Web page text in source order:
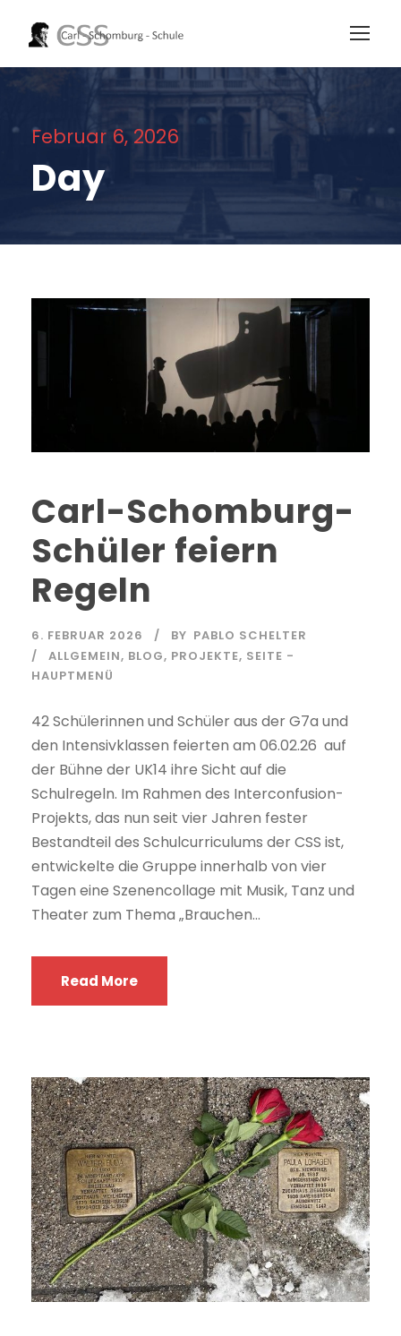
Februar 6, 2026
Day
Carl-Schomburg-
Schüler feiern
Regeln
6. FEBRUAR 2026 BY PABLO SCHELTER
ALLGEMEIN, BLOG, PROJEKTE, SEITE -
HAUPTMENÜ
42 Schülerinnen und Schüler aus der G7a und
den Intensivklassen feierten am 06.02.26 auf
der Bühne der UK14 ihre Sicht auf die
Schulregeln. Im Rahmen des Interconfusion-
Projekts, das nun seit vier Jahren fester
Bestandteil des Schulcurriculums der CSS ist,
entwickelte die Gruppe innerhalb von vier
Tagen eine Szenencollage mit Musik, Tanz und
Theater zum Thema „Brauchen...
Read More